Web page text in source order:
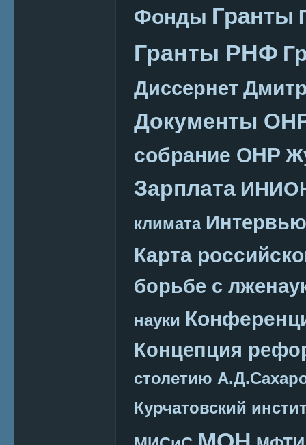
Фонды Гранты
Гранты РНФ
Диссернет
Документы
собрание ОНР
Зарплата
климата Интервью
Карта
борьбе с
науки
Концепция
столетию
Курчатовский